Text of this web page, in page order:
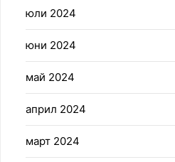
юли 2024
юни 2024
май 2024
април 2024
март 2024